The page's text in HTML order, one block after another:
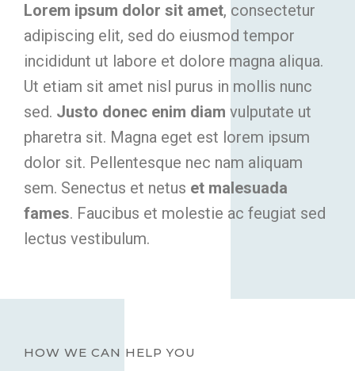
Lorem ipsum dolor sit amet, consectetur
adipiscing elit, sed do eiusmod tempor
incididunt ut labore et dolore magna aliqua.
Ut etiam sit amet nisl purus in mollis nunc
sed. Justo donec enim diam vulputate ut
pharetra sit. Magna eget est lorem ipsum
dolor sit. Pellentesque nec nam aliquam
sem. Senectus et netus et malesuada
fames. Faucibus et molestie ac feugiat sed
lectus vestibulum.
HOW WE CAN HELP YOU